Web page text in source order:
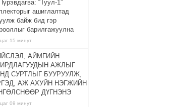
“Туул-1”
ашиглалтад
байж бид гэр
барилгажуулна
15 минут
АЙМГИЙН
АЖЛЫГ
СУРТЛЫГ БУУРУУЛЖ,
АЖ АХУЙН НЭГЖИЙН
ДҮГНЭНЭ
09 минут